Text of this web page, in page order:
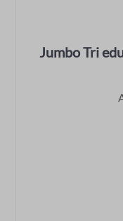
Jumbo Tri